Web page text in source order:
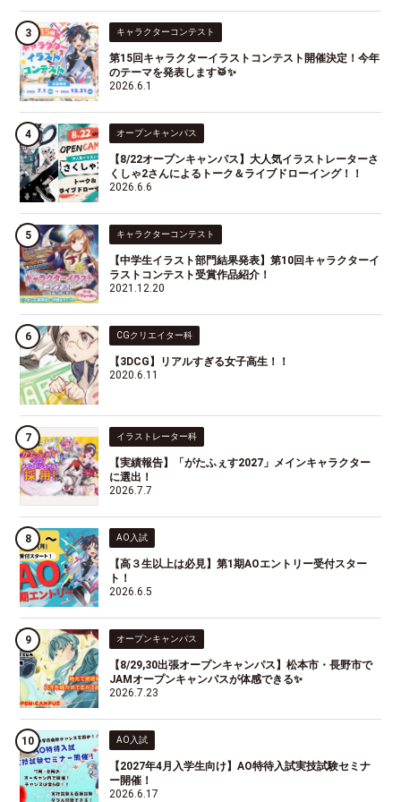
キャラクターコンテスト
第15回キャラクターイラストコンテスト開催決定！今年
のテーマを発表します🥁✨
2026.6.1
オープンキャンパス
【8/22オープンキャンパス】大人気イラストレーターさ
くしゃ2さんによるトーク＆ライブドローイング！！
2026.6.6
キャラクターコンテスト
【中学生イラスト部門結果発表】第10回キャラクターイ
ラストコンテスト受賞作品紹介！
2021.12.20
CGクリエイター科
【3DCG】リアルすぎる女子高生！！
2020.6.11
イラストレーター科
【実績報告】「がたふぇす2027」メインキャラクター
に選出！
2026.7.7
AO入試
【高３生以上は必見】第1期AOエントリー受付スター
ト！
2026.6.5
オープンキャンパス
【8/29,30出張オープンキャンパス】松本市・長野市で
JAMオープンキャンパスが体感できる✨
2026.7.23
AO入試
【2027年4月入学生向け】AO特待入試実技試験セミナ
ー開催！
2026.6.17